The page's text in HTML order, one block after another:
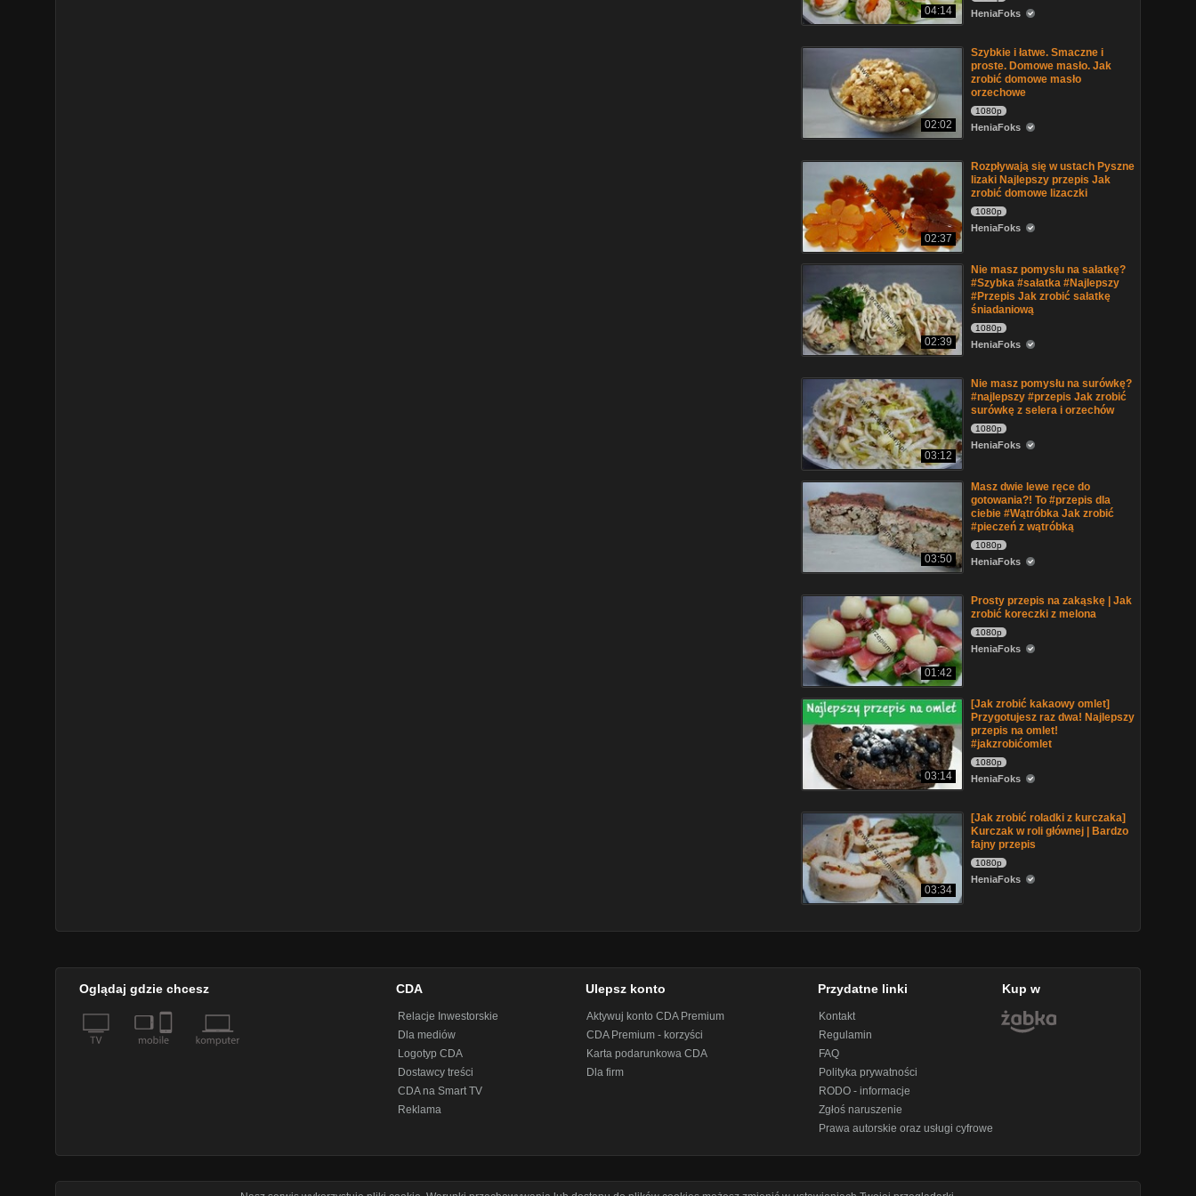
04:14 HeniaFoks
02:02
Szybkie i łatwe. Smaczne i
proste. Domowe masło. Jak
zrobić domowe masło
orzechowe
1080p
HeniaFoks
02:37
Rozpływają się w ustach Pyszne
lizaki Najlepszy przepis Jak
zrobić domowe lizaczki
1080p
HeniaFoks
02:39
Nie masz pomysłu na sałatkę?
#Szybka #sałatka #Najlepszy
#Przepis Jak zrobić sałatkę
śniadaniową
1080p
HeniaFoks
03:12
Nie masz pomysłu na surówkę?
#najlepszy #przepis Jak zrobić
surówkę z selera i orzechów
1080p
HeniaFoks
03:50
Masz dwie lewe ręce do
gotowania?! To #przepis dla
ciebie #Wątróbka Jak zrobić
#pieczeń z wątróbką
1080p
HeniaFoks
01:42
Prosty przepis na zakąskę | Jak
zrobić koreczki z melona
1080p
HeniaFoks
03:14
[Jak zrobić kakaowy omlet]
Przygotujesz raz dwa! Najlepszy
przepis na omlet!
#jakzrobićomlet
1080p
HeniaFoks
03:34
[Jak zrobić roladki z kurczaka]
Kurczak w roli głównej | Bardzo
fajny przepis
1080p
HeniaFoks
Oglądaj gdzie chcesz CDA
Relacje Inwestorskie
Dla mediów
Logotyp CDA
Dostawcy treści
CDA na Smart TV
Reklama
Ulepsz konto
Aktywuj konto CDA Premium
CDA Premium - korzyści
Karta podarunkowa CDA
Dla firm
Przydatne linki
Kontakt
Regulamin
FAQ
Polityka prywatności
RODO - informacje
Zgłoś naruszenie
Prawa autorskie oraz usługi cyfrowe
Kup w